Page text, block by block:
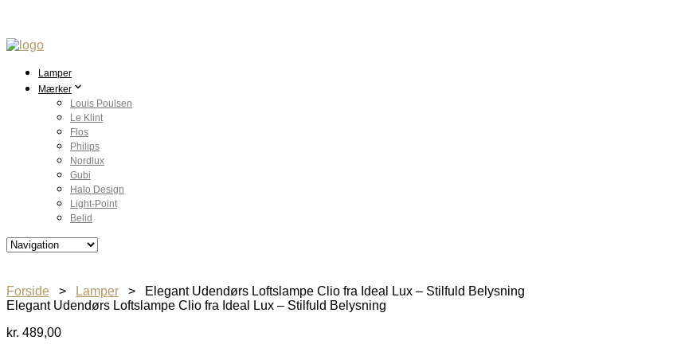
Lamper
Mærker
Louis Poulsen
Le Klint
Flos
Philips
Nordlux
Gubi
Halo Design
Light-Point
Belid
Forside > Lamper > Elegant Udendørs Loftslampe Clio fra Ideal Lux – Stilfuld Belysning
Elegant Udendørs Loftslampe Clio fra Ideal Lux – Stilfuld Belysning
kr. 489,00